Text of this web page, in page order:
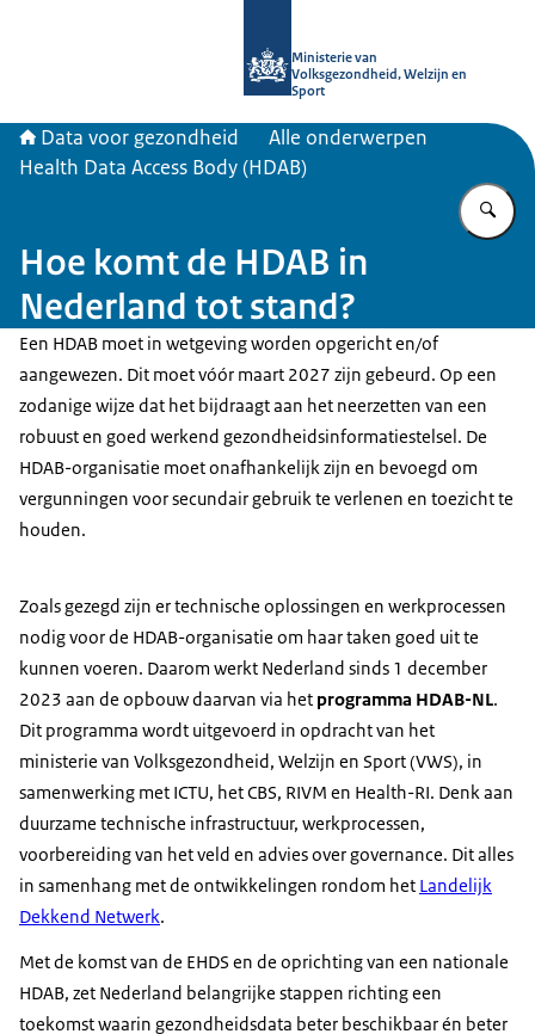
Ministerie van
Volksgezondheid, Welzijn en
Sport
Data voor gezondheid
Alle onderwerpen
Health Data Access Body (HDAB)
Hoe komt de HDAB in
Nederland tot stand?
Een HDAB moet in wetgeving worden opgericht en/of
aangewezen. Dit moet vóór maart 2027 zijn gebeurd. Op een
zodanige wijze dat het bijdraagt aan het neerzetten van een
robuust en goed werkend gezondheidsinformatiestelsel. De
HDAB-organisatie moet onafhankelijk zijn en bevoegd om
vergunningen voor secundair gebruik te verlenen en toezicht te
houden.
Zoals gezegd zijn er technische oplossingen en werkprocessen
nodig voor de HDAB-organisatie om haar taken goed uit te
kunnen voeren. Daarom werkt Nederland sinds 1 december
2023 aan de opbouw daarvan via het programma HDAB-NL.
Dit programma wordt uitgevoerd in opdracht van het
ministerie van Volksgezondheid, Welzijn en Sport (VWS), in
samenwerking met ICTU, het CBS, RIVM en Health-RI. Denk aan
duurzame technische infrastructuur, werkprocessen,
voorbereiding van het veld en advies over governance. Dit alles
in samenhang met de ontwikkelingen rondom het Landelijk
Dekkend Netwerk.
Met de komst van de EHDS en de oprichting van een nationale
HDAB, zet Nederland belangrijke stappen richting een
toekomst waarin gezondheidsdata beter beschikbaar én beter